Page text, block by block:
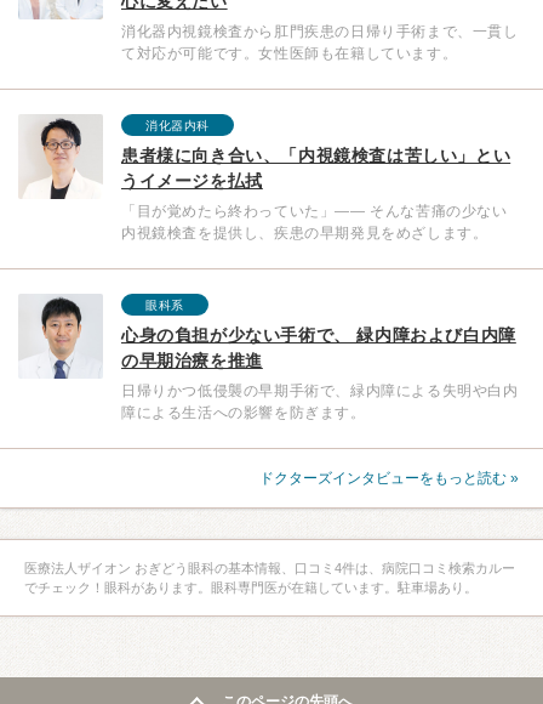
消化器内視鏡検査から肛門疾患の日帰り手術まで、一貫し
て対応が可能です。女性医師も在籍しています。
消化器内科
患者様に向き合い、「内視鏡検査は苦しい」とい
うイメージを払拭
「目が覚めたら終わっていた」—— そんな苦痛の少ない
内視鏡検査を提供し、疾患の早期発見をめざします。
眼科系
心身の負担が少ない手術で、 緑内障および白内障
の早期治療を推進
日帰りかつ低侵襲の早期手術で、緑内障による失明や白内
障による生活への影響を防ぎます。
ドクターズインタビューをもっと読む »
医療法人ザイオン おぎどう眼科の基本情報、口コミ4件は、病院口コミ検索カルー
でチェック！眼科があります。眼科専門医が在籍しています。駐車場あり。